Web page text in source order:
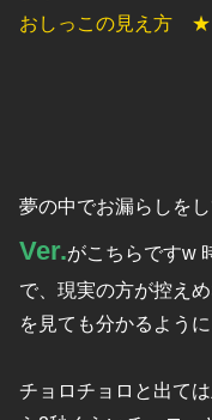
おしっこの見え
夢の中でお漏らしをし
Ver.がこちらですw
で、現実の方が控え
を見ても分かるよう
チョロチョロと出て